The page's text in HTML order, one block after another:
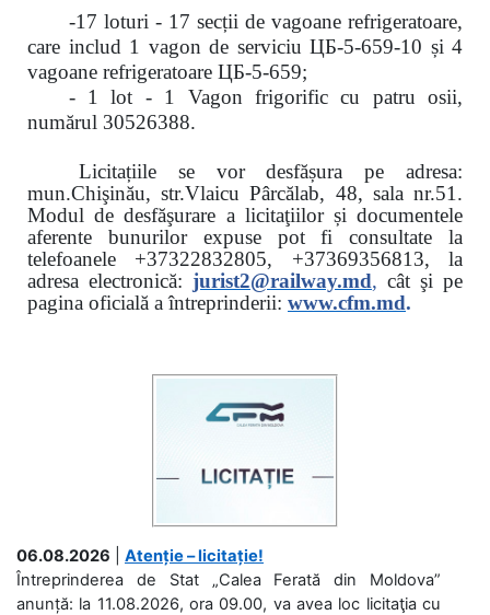
-17 loturi - 17 secții de vagoane refrigeratoare,
care includ 1 vagon de serviciu ЦБ-5-659-10 și 4
vagoane refrigeratoare ЦБ-5-659;
- 1 lot - 1 Vagon frigorific cu patru osii,
numărul 30526388.
Licitațiile se vor desfășura pe adresa:
mun.Chişinău, str.Vlaicu Pârcălab, 48, sala nr.51.
Modul de desfăşurare a licitaţiilor și documentele
aferente bunurilor expuse pot fi consultate la
telefoanele +37322832805, +37369356813, la
adresa electronică: jurist2@railway.md, cât şi pe
pagina oficială a întreprinderii: www.cfm.md.
06.08.2026
Atenție – licitație!
Întreprinderea de Stat „Calea Ferată din Moldova”
anunță: la 11.08.2026, ora 09.00, va avea loc licitaţia cu